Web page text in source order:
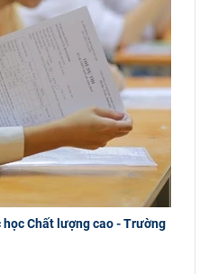
học Chất lượng cao - Trường